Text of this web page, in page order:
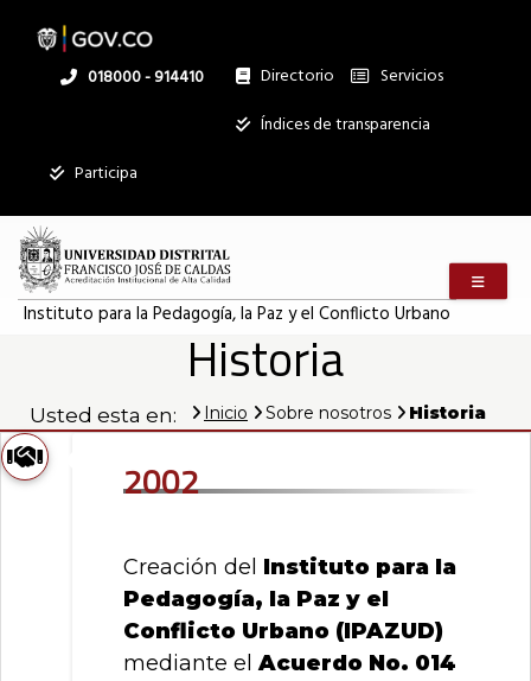
contenido
Linea
018000 - 914410 Directorio
Institucional
Servicios
Índices de transparencia
Participa
Instituto para la Pedagogía, la Paz y el Conflicto Urbano
Historia
registros
Buscar:
Servicios
Mostrando
registros
del
Usted esta en: Inicio Sobre nosotros Historia
2002
Creación del Instituto para la
Pedagogía, la Paz y el
Conflicto Urbano (IPAZUD)
mediante elAcuerdo No. 014